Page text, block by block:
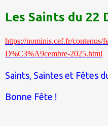
Les Saints du 22
https://nominis.cef.fr/contenus/
D%C3%A9cembre-2025.html
Saints, Saintes et Fêtes
Bonne Fête !